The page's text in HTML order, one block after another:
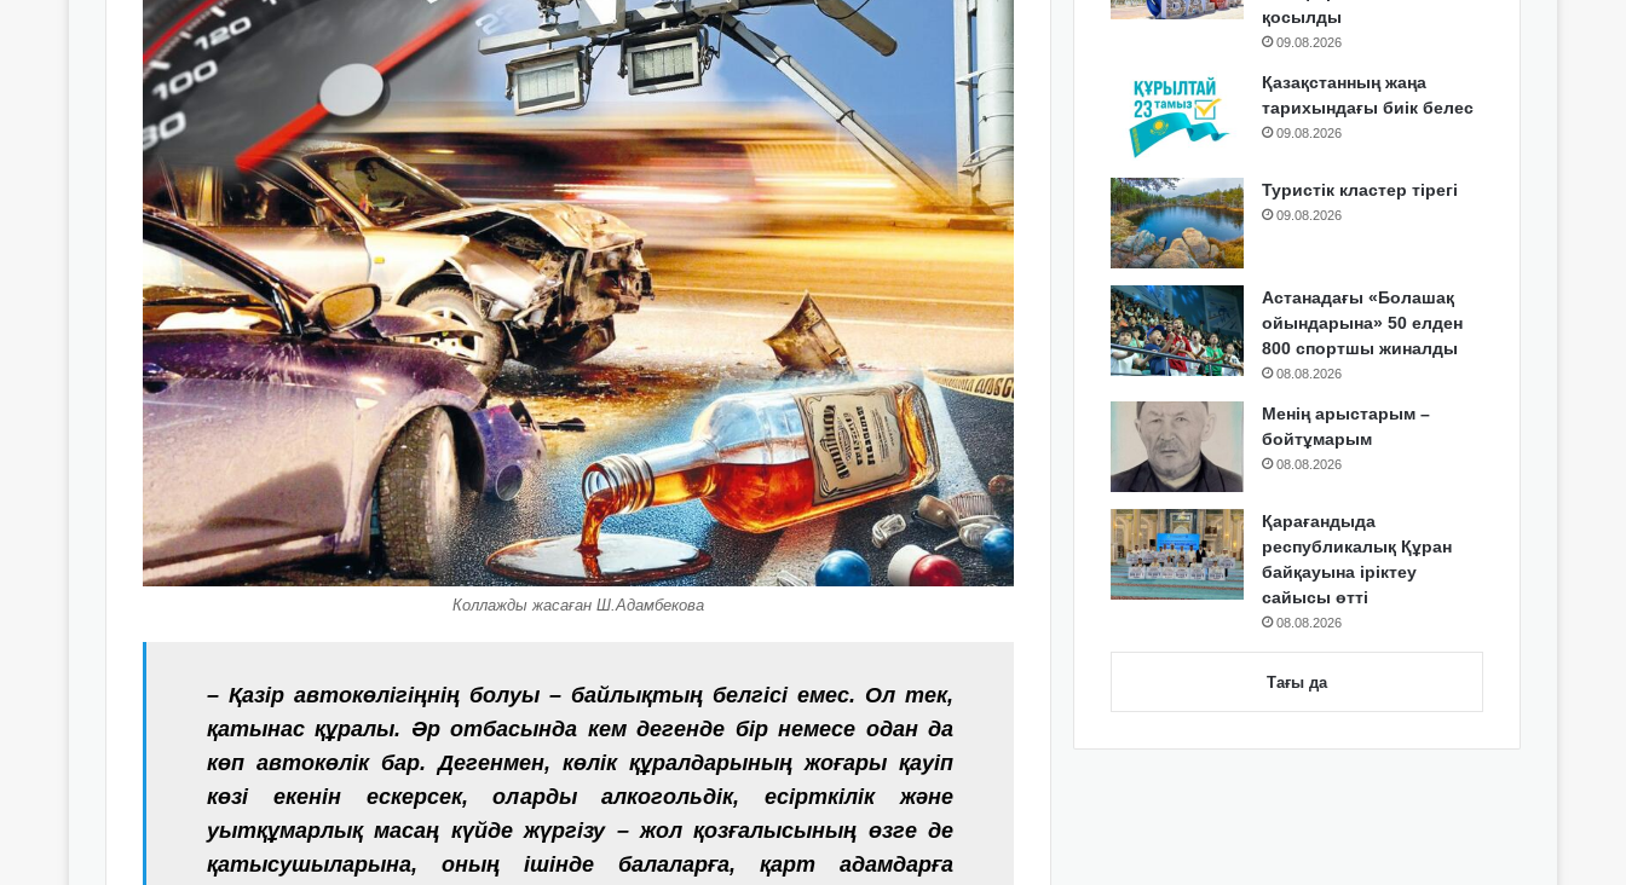
Коллажды жасаған Ш.Адамбекова
– Қазір автокөлігіңнің болуы – байлықтың белгісі емес. Ол тек,
қатынас құралы. Әр отбасында кем дегенде бір немесе одан да
көп автокөлік бар. Дегенмен, көлік құралдарының жоғары қауіп
көзі екенін ескерсек, оларды алкогольдік, есірткілік және
уытқұмарлық масаң күйде жүргізу – жол қозғалысының өзге де
қатысушыларына, оның ішінде балаларға, қарт адамдарға
қосылды
09.08.2026
Қазақстанның жаңа
тарихындағы биік белес
09.08.2026
Туристік кластер тірегі
09.08.2026
Астанадағы «Болашақ
ойындарына» 50 елден
800 спортшы жиналды
08.08.2026
Менің арыстарым –
бойтұмарым
08.08.2026
Қарағандыда
республикалық Құран
байқауына іріктеу
сайысы өтті
08.08.2026
Тағы да